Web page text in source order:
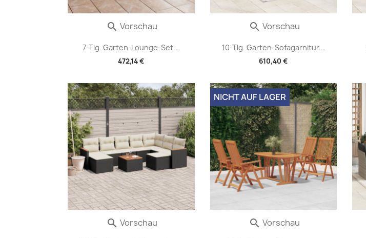
7-Tlg. Garten-Lounge-Set...
472,14 €
 Vorschau
10-Tlg. Garten-Sofagarnitur...
610,40 €
 Vorschau
 Vorschau
NICHT AUF LAGER
 Vorschau